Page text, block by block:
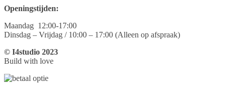
Openingstijden:
Maandag 12:00-17:00
Dinsdag – Vrijdag / 10:00 – 17:00 (Alleen op afspraak)
© I4studio 2023
Build with love